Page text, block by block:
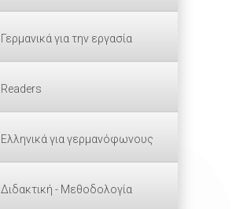
Γερμανικά για την εργασία
Readers
Ελληνικά για γερμανόφωνους
Διδακτική - Μεθοδολογία